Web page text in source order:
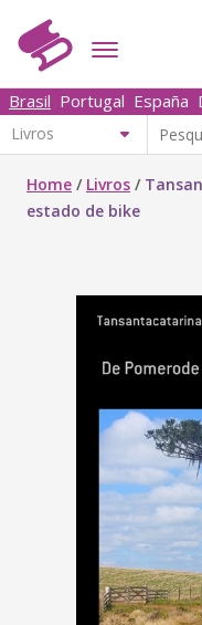
Brasil Portugal España
Home / Livros /
estado de bike